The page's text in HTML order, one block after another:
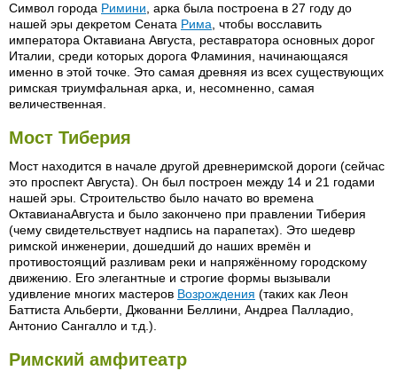
Символ города Римини , арка была построена в 27 году до
нашей эры декретом Сената Рима , чтобы восславить
императора Октавиана Августа, реставратора основных дорог
Италии, среди которых дорога Фламиния, начинающаяся
именно в этой точке. Это самая древняя из всех существующих
римская триумфальная арка, и, несомненно, самая
величественная.
Мост Тиберия
Мост находится в начале другой древнеримской дороги (сейчас
это проспект Августа). Он был построен между 14 и 21 годами
нашей эры. Строительство было начато во времена
ОктавианаАвгуста и было закончено при правлении Тиберия
(чему свидетельствует надпись на парапетах). Это шедевр
римской инженерии, дошедший до наших времён и
противостоящий разливам реки и напряжённому городскому
движению. Его элегантные и строгие формы вызывали
удивление многих мастеров Возрождения (таких как Леон
Баттиста Альберти, Джованни Беллини, Андреа Палладио,
Антонио Сангалло и т.д.).
Римский амфитеатр